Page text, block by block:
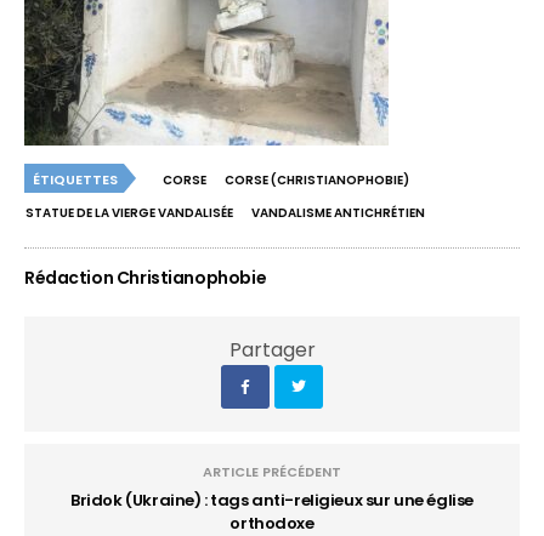
ÉTIQUETTES CORSE
CORSE (CHRISTIANOPHOBIE)
STATUE DE LA VIERGE VANDALISÉE
VANDALISME ANTICHRÉTIEN
Rédaction Christianophobie
Partager
ARTICLE PRÉCÉDENT
Bridok (Ukraine) : tags anti-religieux sur une église
orthodoxe